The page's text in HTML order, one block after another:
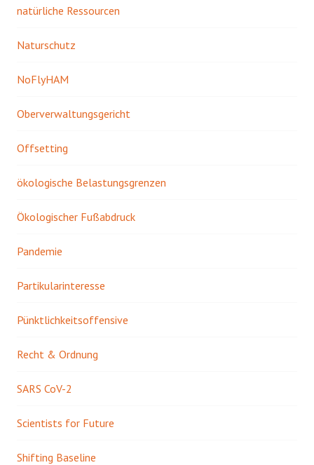
natürliche Ressourcen
Naturschutz
NoFlyHAM
Oberverwaltungsgericht
Offsetting
ökologische Belastungsgrenzen
Ökologischer Fußabdruck
Pandemie
Partikularinteresse
Pünktlichkeitsoffensive
Recht & Ordnung
SARS CoV-2
Scientists for Future
Shifting Baseline